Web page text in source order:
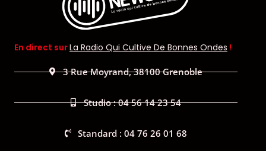
En direct surLa Radio Qui Cultive De Bonnes Ondes !
3 Rue Moyrand, 38100 Grenoble
Studio : 04 56 14 23 54
Standard : 04 76 26 01 68